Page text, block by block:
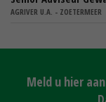
AGRIVER U.A. - ZOETERMEER
Meld u hier